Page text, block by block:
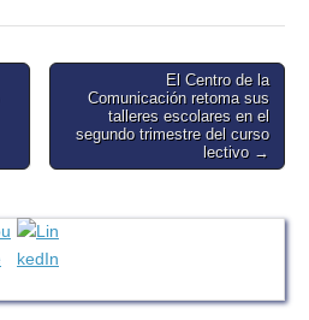
El Centro de la
Comunicación retoma sus
talleres escolares en el
segundo trimestre del curso
lectivo →